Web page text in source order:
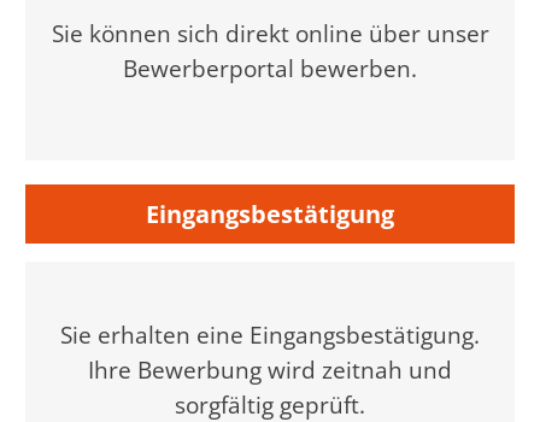
Sie können sich direkt online über unser
Bewerberportal bewerben.
Eingangsbestätigung
Sie erhalten eine Eingangsbestätigung.
Ihre Bewerbung wird zeitnah und
sorgfältig geprüft.